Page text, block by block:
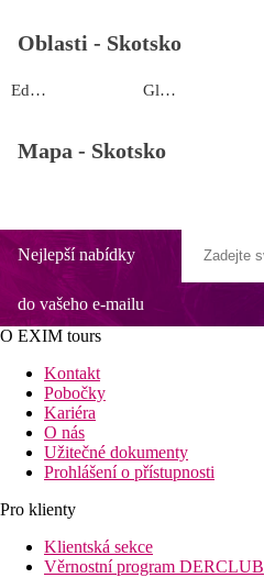
Oblasti - Skotsko
Edinburgh Glasgow
Mapa - Skotsko
Nejlepší nabídky
do vašeho e-mailu
O EXIM tours
Kontakt
Pobočky
Kariéra
O nás
Užitečné dokumenty
Prohlášení o přístupnosti
Pro klienty
Klientská sekce
Věrnostní program DERCLUB